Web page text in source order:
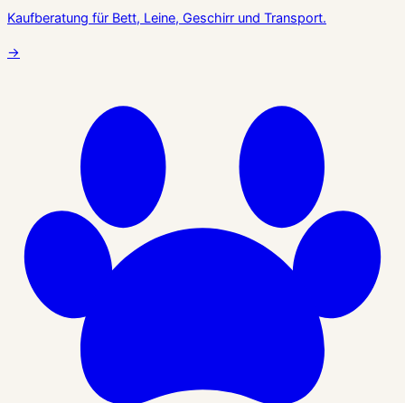
Kaufberatung für Bett, Leine, Geschirr und Transport.
→